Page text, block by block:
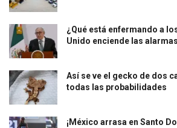
¿Qué está enfermando a
Unido enciende las
Así se ve el gecko de dos
todas las probabilidades
¡México arrasa en Santo